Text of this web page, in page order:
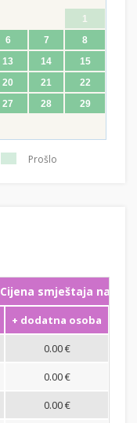
1
6 7
8
13 14
15
20 21
22
27 28
29
Prošlo
Cijena smještaja na noć
+ dodatna osoba
0.00 €
0.00 €
0.00 €